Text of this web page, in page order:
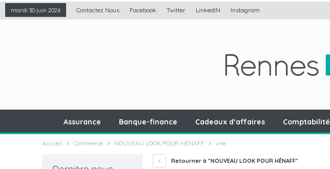
mardi 30 juin 2026 Contactez Nous Facebook Twitter LinkedIN Instagram
Assurance Banque-finance Cadeaux d’affaires Comptabilité
Accueil Commerce NOUVEAU LOOK POUR HÉNAFF une
Retourner à "NOUVEAU LOOK POUR HÉNAFF"